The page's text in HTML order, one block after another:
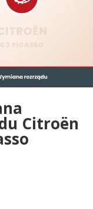
Citroën